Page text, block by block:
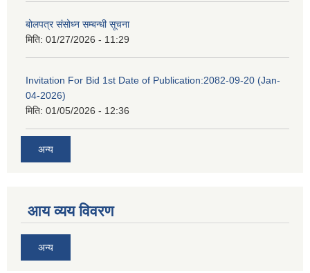
बोलपत्र संसोध्न सम्बन्धी सूचना
मिति: 01/27/2026 - 11:29
Invitation For Bid 1st Date of Publication:2082-09-20 (Jan-
04-2026)
मिति: 01/05/2026 - 12:36
अन्य
आय व्यय विवरण
अन्य